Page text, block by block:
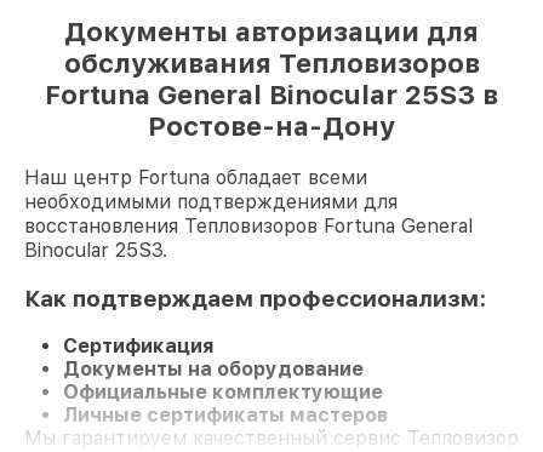
Документы авторизации для
обслуживания Тепловизоров
Fortuna General Binocular 25S3 в
Ростове-на-Дону
Наш центр Fortuna обладает всеми
необходимыми подтверждениями для
восстановления Тепловизоров Fortuna General
Binocular 25S3.
Как подтверждаем профессионализм:
Сертификация
Документы на оборудование
Официальные комплектующие
Личные сертификаты мастеров
Мы гарантируем качественный сервис Тепловизор